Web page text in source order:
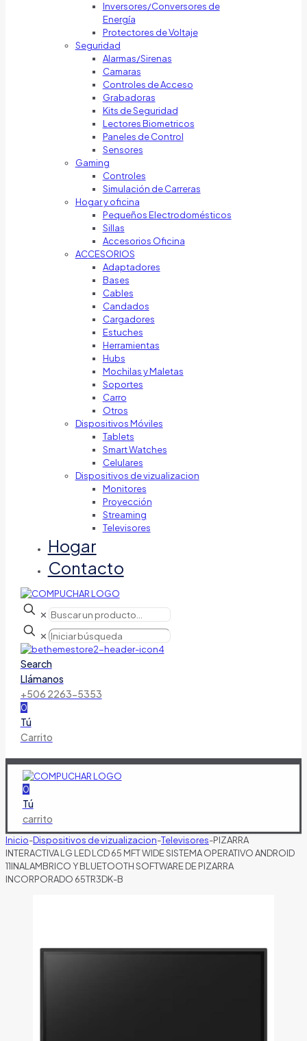
Inversores/Conversores de
Energía
Protectores de Voltaje
Seguridad
Alarmas/Sirenas
Camaras
Controles de Acceso
Grabadoras
Kits de Seguridad
Lectores Biometricos
Paneles de Control
Sensores
Gaming
Controles
Simulación de Carreras
Hogar y oficina
Pequeños Electrodomésticos
Sillas
Accesorios Oficina
ACCESORIOS
Adaptadores
Bases
Cables
Candados
Cargadores
Estuches
Herramientas
Hubs
Mochilas y Maletas
Soportes
Carro
Otros
Dispositivos Móviles
Tablets
Smart Watches
Celulares
Dispositivos de vizualizacion
Monitores
Proyección
Streaming
Televisores
Hogar
Contacto
✕
✕
Search
Llámanos
+506 2263-5353
0
Tú
Carrito
0
Tú
carrito
Inicio-Dispositivos de vizualizacion-Televisores-PIZARRA
INTERACTIVA LG LED LCD 65 MFT WIDE SISTEMA OPERATIVO ANDROID
11INALAMBRICO Y BLUETOOTH SOFTWARE DE PIZARRA
INCORPORADO 65TR3DK-B